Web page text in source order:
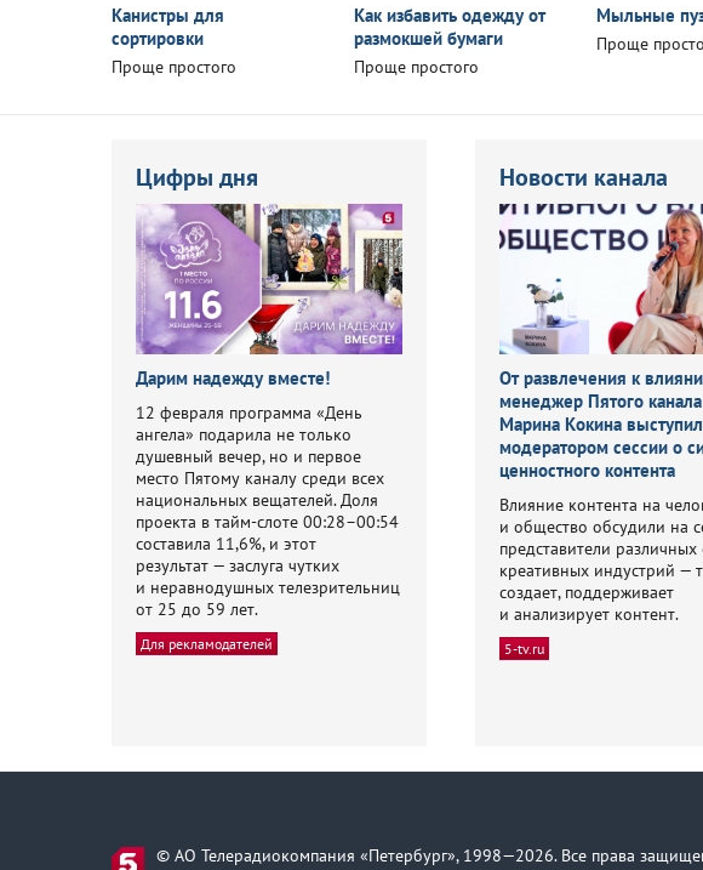
Канистры для
сортировки
Проще простого
Как избавить одежду от
размокшей бумаги
Проще простого
Мыльные
Проще
Цифры дня
Дарим надежду вместе!
12 февраля программа «День
ангела» подарила не только
душевный вечер, но и первое
место Пятому каналу среди всех
национальных вещателей. Доля
проекта в тайм-слоте 00:28–00:54
составила 11,6%, и этот
результат — заслуга чутких
и неравнодушных телезрительниц
от 25 до 59 лет.
Для рекламодателей
Новости канала
От развлечения к
менеджер Пятого канала
Марина Кокина
модератором сессии о
ценностного контента
Влияние контента на
и общество обсудили на
представители различных
креативных индустрий —
создает, поддерживает
и анализирует контент.
5-tv.ru
© АО Телерадиокомпания «Петербург», 1998—2026. Все права